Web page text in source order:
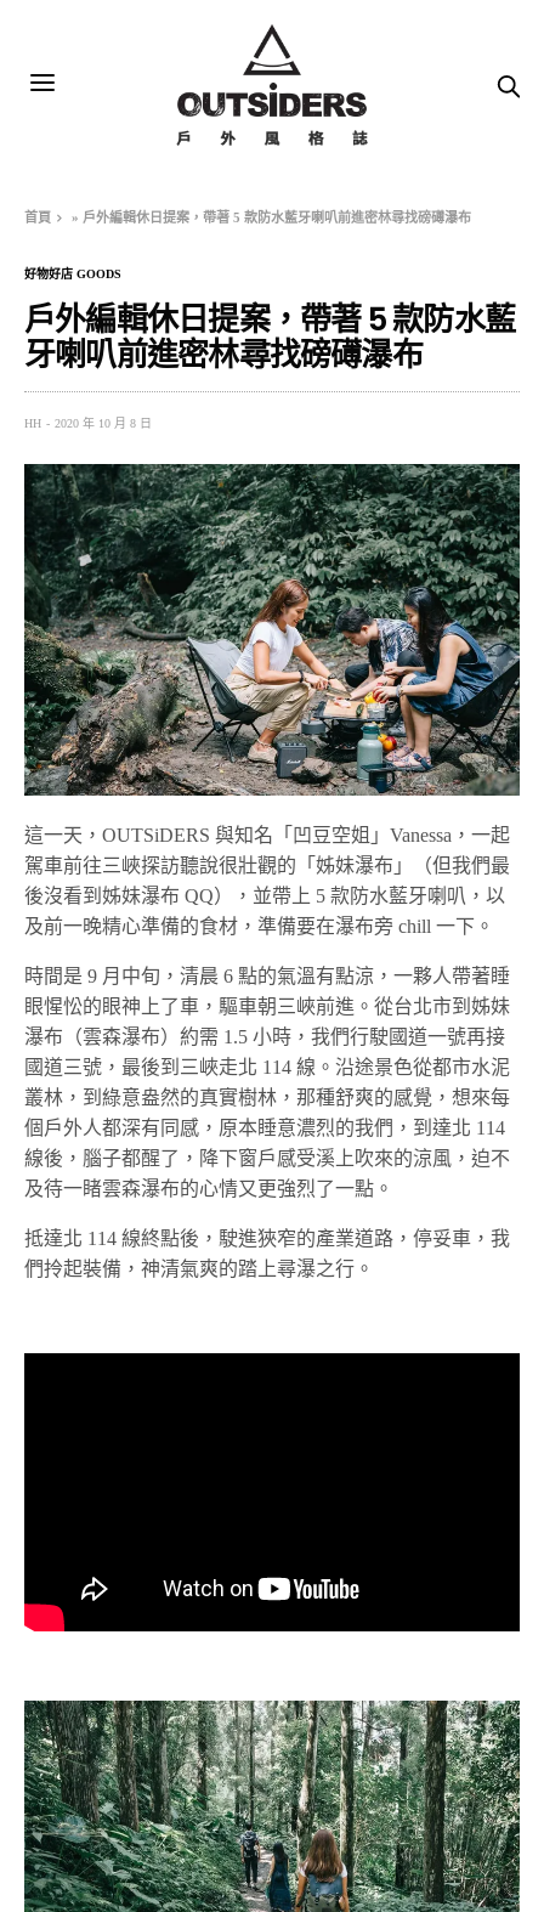
首頁 » 戶外編輯休日提案，帶著 5 款防水藍牙喇叭前進密林尋找磅礡瀑布
好物好店 GOODS
戶外編輯休日提案，帶著 5 款防水藍
牙喇叭前進密林尋找磅礡瀑布
HH 2020 年 10 月 8 日
這一天，OUTSiDERS 與知名「凹豆空姐」Vanessa，一起
駕車前往三峽探訪聽說很壯觀的「姊妹瀑布」（但我們最
後沒看到姊妹瀑布 QQ），並帶上 5 款防水藍牙喇叭，以
及前一晚精心準備的食材，準備要在瀑布旁 chill 一下。
時間是 9 月中旬，清晨 6 點的氣溫有點涼，一夥人帶著睡
眼惺忪的眼神上了車，驅車朝三峽前進。從台北市到姊妹
瀑布（雲森瀑布）約需 1.5 小時，我們行駛國道一號再接
國道三號，最後到三峽走北 114 線。沿途景色從都市水泥
叢林，到綠意盎然的真實樹林，那種舒爽的感覺，想來每
個戶外人都深有同感，原本睡意濃烈的我們，到達北 114
線後，腦子都醒了，降下窗戶感受溪上吹來的涼風，迫不
及待一睹雲森瀑布的心情又更強烈了一點。
抵達北 114 線終點後，駛進狹窄的產業道路，停妥車，我
們拎起裝備，神清氣爽的踏上尋瀑之行。